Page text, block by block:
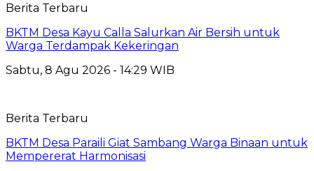
Berita Terbaru
BKTM Desa Kayu Calla Salurkan Air Bersih untuk
Warga Terdampak Kekeringan
Sabtu, 8 Agu 2026 - 14:29 WIB
Berita Terbaru
BKTM Desa Paraili Giat Sambang Warga Binaan untuk
Mempererat Harmonisasi